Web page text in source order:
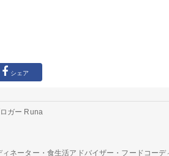
シェア
ガー Runa
ネーター・食生活アドバイザー・フードコー